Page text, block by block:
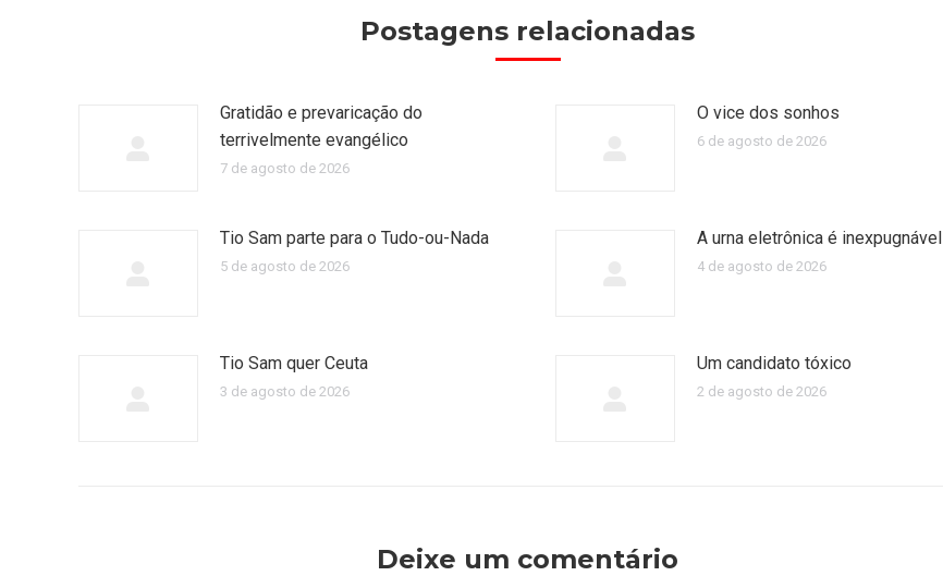
Postagens relacionadas
Gratidão e prevaricação do
terrivelmente evangélico
7 de agosto de 2026
O vice dos sonhos
6 de agosto de 2026
Tio Sam parte para o Tudo-ou-Nada
5 de agosto de 2026
A urna eletrônica é inexpugnável
4 de agosto de 2026
Tio Sam quer Ceuta
3 de agosto de 2026
Um candidato tóxico
2 de agosto de 2026
Deixe um comentário